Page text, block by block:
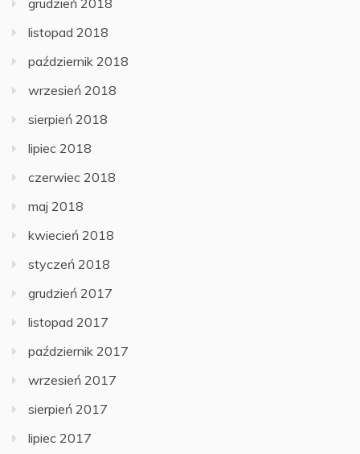
grudzień 2018
listopad 2018
październik 2018
wrzesień 2018
sierpień 2018
lipiec 2018
czerwiec 2018
maj 2018
kwiecień 2018
styczeń 2018
grudzień 2017
listopad 2017
październik 2017
wrzesień 2017
sierpień 2017
lipiec 2017